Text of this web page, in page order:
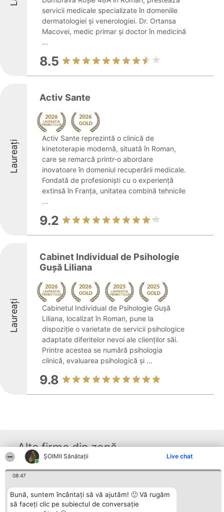
ŞOIMII Sănătații Live chat
08:47
Bună, suntem încântați să vă ajutăm! 🙂 Vă rugăm
să faceți clic pe subiectul de conversație
servicii medicale specializate în domeniile
dermatologiei și venerologiei. Dr. Ortansa
Macovei, medic primar și doctor în medicină
...
8.5
Laureați
Activ Sante
Activ Sante reprezintă o clinică de
kinetoterapie modernă, situată în Roman,
care se remarcă printr-o abordare
inovatoare în domeniul recuperării medicale.
Fondată de profesioniști cu o experiență
extinsă în Franța, unitatea combină tehnicile
...
9.2
Laureați
Cabinet Individual de Psihologie
Gușă Liliana
Cabinetul Individual de Psihologie Gușă
Liliana, localizat în Roman, pune la
dispoziție o varietate de servicii psihologice
adaptate diferitelor nevoi ale clienților săi.
Printre acestea se numără psihologia
clinică, evaluarea psihologică și ...
9.8
Alte firme din zonă
BRIGHT SOLUTIONS BR SRL
Aleea Timisul De Sus 2 Bl. A30
Sc. A Et. 4 Ap. 13 Cod 061952
Câștigătorii
Lista Tuturor
Laureaților
Contact